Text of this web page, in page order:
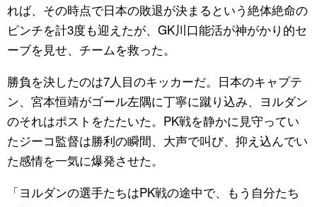
れば、その時点で日本の敗退が決まるという絶体絶命の
ピンチを計3度も迎えたが、GK川口能活が神がかり的セ
ーブを見せ、チームを救った。
勝負を決したのは7人目のキッカーだ。日本のキャプテ
ン、宮本恒靖がゴール左隅に丁寧に蹴り込み、ヨルダン
のそれはポストをたたいた。PK戦を静かに見守ってい
たジーコ監督は勝利の瞬間、大声で叫び、抑え込んでい
た感情を一気に爆発させた。
「ヨルダンの選手たちはPK戦の途中で、もう自分たち